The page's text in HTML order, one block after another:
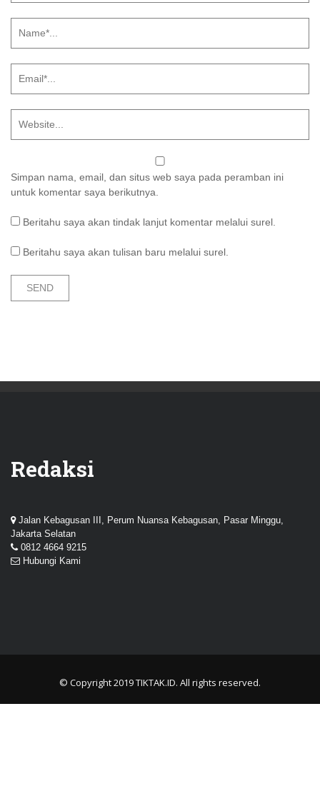
Simpan nama, email, dan situs web saya pada peramban ini
untuk komentar saya berikutnya.
Beritahu saya akan tindak lanjut komentar melalui surel.
Beritahu saya akan tulisan baru melalui surel.
Redaksi
Jalan Kebagusan III, Perum Nuansa Kebagusan, Pasar Minggu,
Jakarta Selatan
0812 4664 9215
Hubungi Kami
© Copyright 2019TIKTAK.ID. All rights reserved.